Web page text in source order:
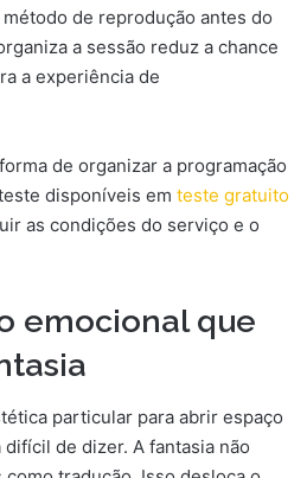
de reprodução antes do
a sessão reduz a chance
a experiência de
de organizar a programação
disponíveis em teste gratuito
as condições do serviço e o
emocional que
particular para abrir espaço
de dizer. A fantasia não